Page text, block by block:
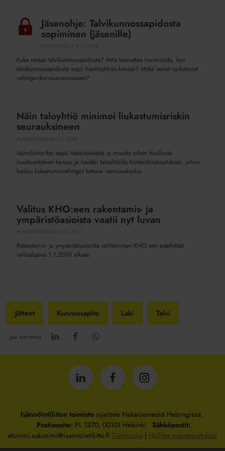
Jäsenohje:
Talvikunnossapidosta
(jäsenille)
Jäsenohje: Talvikunnossapidosta
sopiminen (jäsenille)
Kuka vastaa talvikunnossapidosta? Mitä kannattaa huomioida, kun
talvikunnossapidosta sopii huoltoyhtiön kanssa? Mitkä seikat vaikuttavat
vahingonkorvausvastuuseen?
Näin
taloyhtiö
liukastumisriskin
seurauksineen
Näin taloyhtiö minimoi liukastumisriskin
seurauksineen
Isännöintiyritys sopii hiekoituksesta ja muusta pihan huollosta
huoltoyrityksen kanssa ja hankkii taloyhtiölle kiinteistövakuutuksen, johon
kuuluu liukastumisvahingot kattava vastuuvakuutus.
Valitus
KHO:een
ja
ympäristöasioista
Valitus KHO:een rakentamis- ja
ympäristöasioista vaatii nyt luvan
Rakentamis- ja ympäristöasioista valittaminen KHO:een edellyttää
valituslupaa 1.1.2018 alkaen.
Jätteet Kunnossapito Laki Talvi
Jaa somessa
IsännöintiliittoIsännöintiliittoIsännöintiliitto
Isännöintiliiton toimistosijaitsee Hakaniemessä Helsingissä.
Postiosoite: PL 1370, 00101 Helsinki Sähköpostit:
etunimi.sukunimi@isannointiliitto.fi Tietosuoja | Hallitse evästeasetuksia